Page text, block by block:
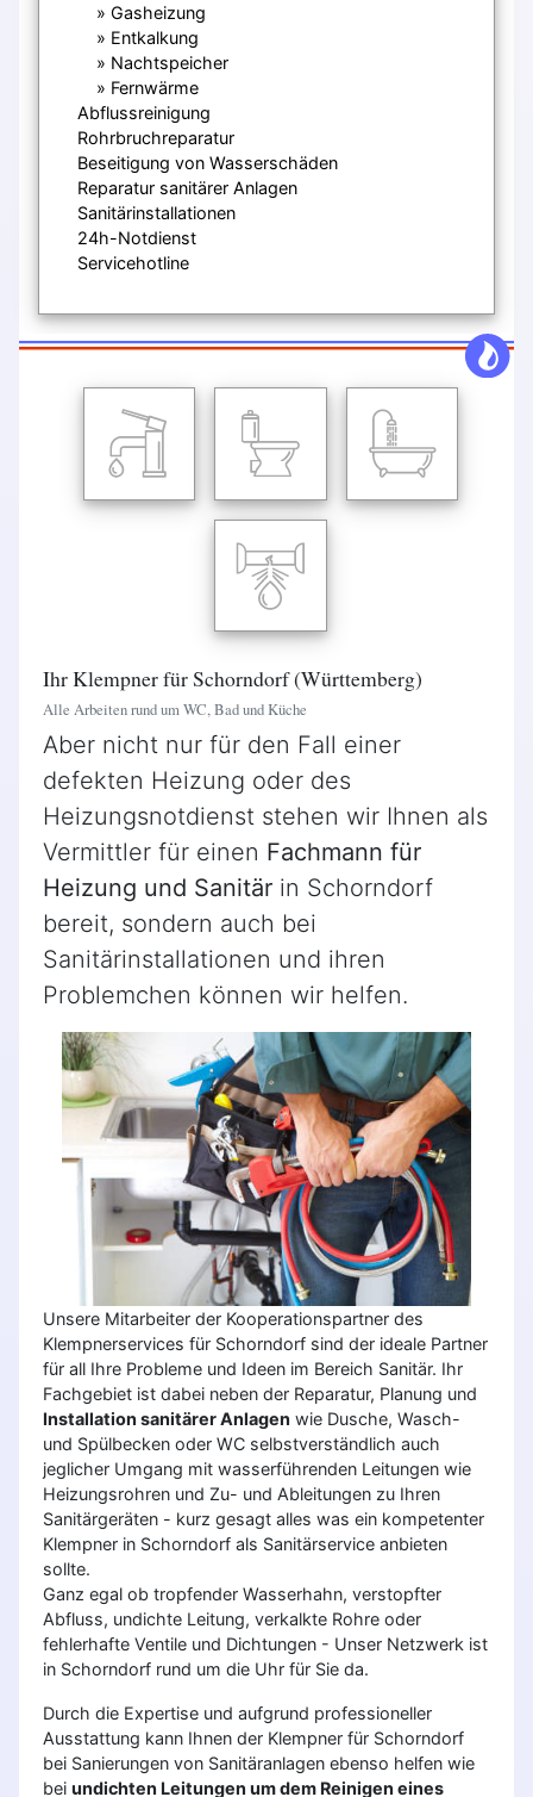
Gasheizung
Entkalkung
Nachtspeicher
Fernwärme
Abflussreinigung
Rohrbruchreparatur
Beseitigung von Wasserschäden
Reparatur sanitärer Anlagen
Sanitärinstallationen
24h-Notdienst
Servicehotline
Ihr Klempner für Schorndorf (Württemberg)
Alle Arbeiten rund um WC, Bad und Küche
Aber nicht nur für den Fall einer
defekten Heizung oder des
Heizungsnotdienst stehen wir Ihnen als
Vermittler für einen Fachmann für
Heizung und Sanitär in Schorndorf
bereit, sondern auch bei
Sanitärinstallationen und ihren
Problemchen können wir helfen.
Unsere Mitarbeiter der Kooperationspartner des
Klempnerservices für Schorndorf sind der ideale Partner
für all Ihre Probleme und Ideen im Bereich Sanitär. Ihr
Fachgebiet ist dabei neben der Reparatur, Planung und
Installation sanitärer Anlagen wie Dusche, Wasch-
und Spülbecken oder WC selbstverständlich auch
jeglicher Umgang mit wasserführenden Leitungen wie
Heizungsrohren und Zu- und Ableitungen zu Ihren
Sanitärgeräten - kurz gesagt alles was ein kompetenter
Klempner in Schorndorf als Sanitärservice anbieten
sollte.
Ganz egal ob tropfender Wasserhahn, verstopfter
Abfluss, undichte Leitung, verkalkte Rohre oder
fehlerhafte Ventile und Dichtungen - Unser Netzwerk ist
in Schorndorf rund um die Uhr für Sie da.
Durch die Expertise und aufgrund professioneller
Ausstattung kann Ihnen der Klempner für Schorndorf
bei Sanierungen von Sanitäranlagen ebenso helfen wie
bei undichten Leitungen um dem Reinigen eines